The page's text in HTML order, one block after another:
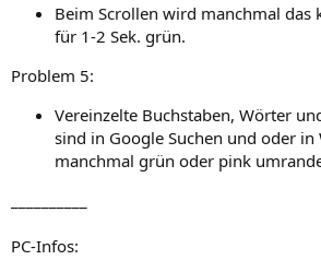
Beim Scrollen wird manchmal das
für 1-2 Sek. grün.
Problem 5:
Vereinzelte Buchstaben, Wörter
sind in Google Suchen und oder in
manchmal grün oder pink
PC-Infos: